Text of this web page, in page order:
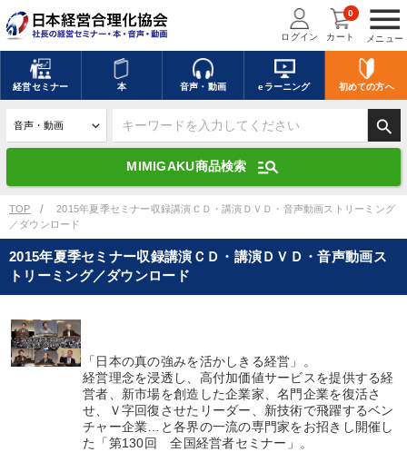
menu
メニュー
ログイン カート
0
経営セミナー 本 音声・動画 eラーニング 初めての方へ
search
MIMIGAKU商品検索 manage_search
キーワードを入力して探す
デジタル版対応のみ検索結果に表示する
search 上記の条件で検索
mic 講演収録物を探す
ます
カテゴリー
優秀各社の智恵と戦略 事業家のロマンと経営
TOP
2015年夏季セミナー収録講演ＣＤ・講演ＤＶＤ・音声動画ストリーミング
／ダウンロード
2015年夏季セミナー収録講演ＣＤ・講演ＤＶＤ・音声動画ス
トリーミング／ダウンロード
「日本の真の強みを活かしきる経営」。
経営理念を浸透し、高付加価値サービスを提供する経
営者、新市場を創造した企業家、名門企業を復活さ
せ、Ｖ字回復させたリーダー、新技術で飛躍するベン
チャー企業…と各界の一流の専門家をお招きし開催し
た「第130回 全国経営者セミナー」。